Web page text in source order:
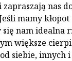
nas
mamy
nam idealna
większe
siebie, innych